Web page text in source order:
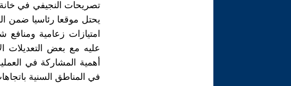
تصريحات النجيفي في
يحتل موقعا رئاسيا ضمن
امتيازات زعامية
عليه مع بعض التعديلات
أهمية المشاركة في
في المناطق السنية